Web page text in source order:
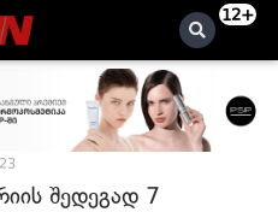
12+
შედეგად 7